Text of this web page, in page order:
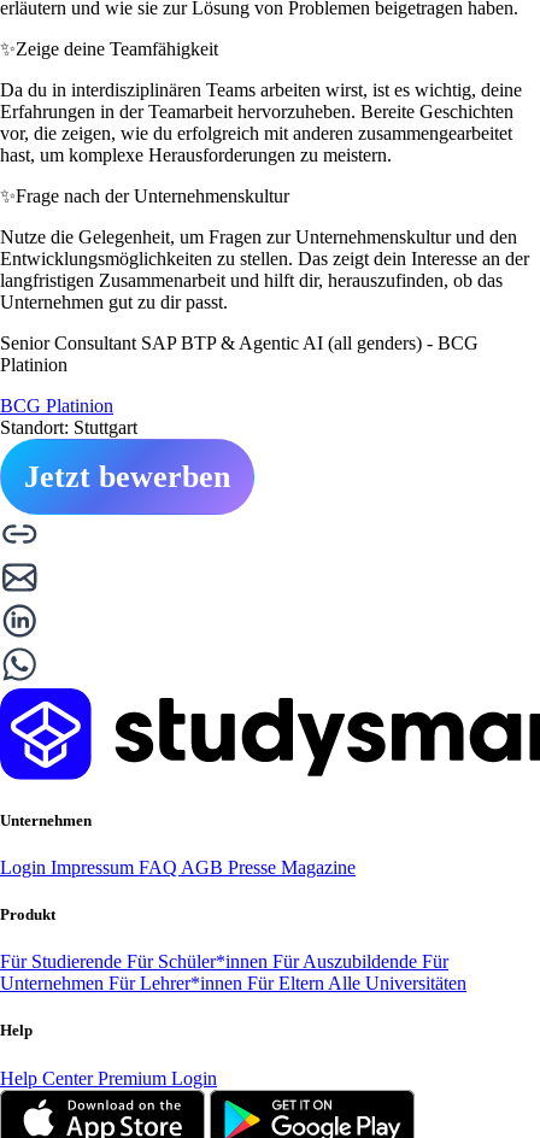
erläutern und wie sie zur Lösung von Problemen beigetragen haben.
✨Zeige deine Teamfähigkeit
Da du in interdisziplinären Teams arbeiten wirst, ist es wichtig, deine
Erfahrungen in der Teamarbeit hervorzuheben. Bereite Geschichten
vor, die zeigen, wie du erfolgreich mit anderen zusammengearbeitet
hast, um komplexe Herausforderungen zu meistern.
✨Frage nach der Unternehmenskultur
Nutze die Gelegenheit, um Fragen zur Unternehmenskultur und den
Entwicklungsmöglichkeiten zu stellen. Das zeigt dein Interesse an der
langfristigen Zusammenarbeit und hilft dir, herauszufinden, ob das
Unternehmen gut zu dir passt.
Senior Consultant SAP BTP & Agentic AI (all genders) - BCG
Platinion
BCG Platinion
Standort: Stuttgart
Jetzt bewerben
Unternehmen
Login Impressum FAQ AGB Presse Magazine
Produkt
Für Studierende Für Schüler*innen Für Auszubildende Für
Unternehmen Für Lehrer*innen Für Eltern Alle Universitäten
Help
Help CenterPremium Login